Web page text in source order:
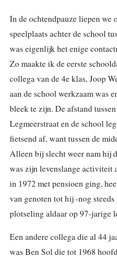
In de ochtendpauze liepen we
speelplaats achter de school
was eigenlijk het enige
Zo maakte ik de eerste
collega van de 4e klas, Joop
aan de school werkzaam was
bleek te zijn. De afstand
Legmeerstraat en de school
fietsend af, want tussen de
Alleen bij slecht weer nam hij
was zijn levenslange activiteit
in 1972 met pensioen ging,
van genoten tot hij -nog
plotseling aldaar op 97-jarige
Een andere collega die al 44
was Ben Sol die tot 1968